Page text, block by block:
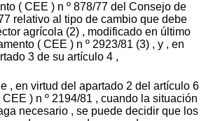
( CEE ) n º 878/77 del Consejo de
relativo al tipo de cambio que debe
agrícola (2) , modificado en último
( CEE ) n º 2923/81 (3) , y , en
3 de su artículo 4 ,
, en virtud del apartado 2 del artículo 6
) n º 2194/81 , cuando la situación
necesario , se puede decidir que los